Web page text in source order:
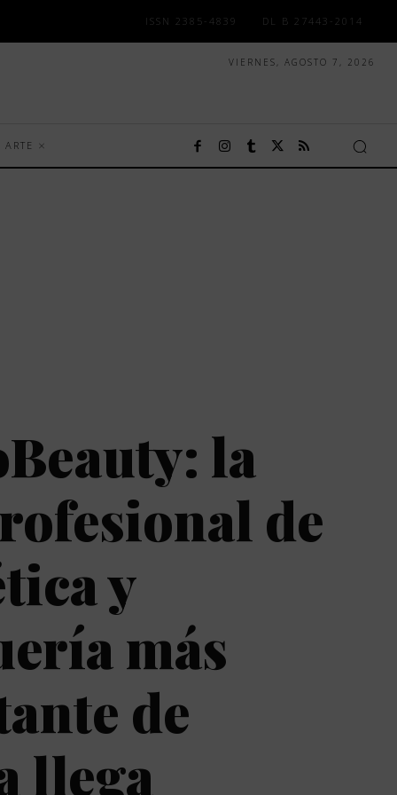
ISSN 2385-4839 DL B 27443-2014
VIERNES, AGOSTO 7, 2026
ARTE
la
de
y
más
de
llega